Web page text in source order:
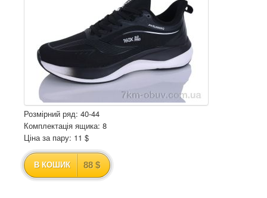
Розмірний ряд: 40-44
Комплектація ящика: 8
Ціна за пару: 11 $
В КОШИК 88 $